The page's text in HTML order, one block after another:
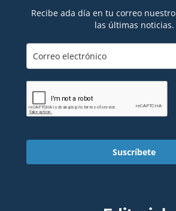
Recibe ada día en tu correo
las últimas noticias.
Suscríbete